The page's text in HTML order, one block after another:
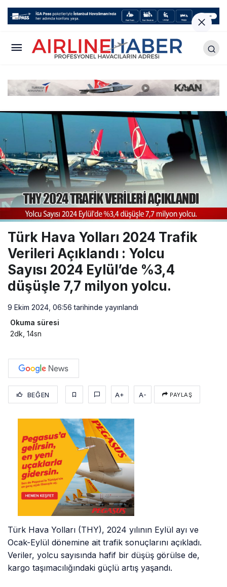
Türk Hava Yolları 2024 Trafik
Verileri Açıklandı : Yolcu
Sayısı 2024 Eylül’de %3,4
düşüşle 7,7 milyon yolcu.
9 Ekim 2024, 06:56 tarihinde yayınlandı
Okuma süresi
2dk, 14sn
BEĞEN A+ A- PAYLAŞ
Türk Hava Yolları (THY), 2024 yılının Eylül ayı ve
Ocak-Eylül dönemine ait trafik sonuçlarını açıkladı.
Veriler, yolcu sayısında hafif bir düşüş görülse de,
kargo taşımacılığındaki güçlü artış yaşandı.